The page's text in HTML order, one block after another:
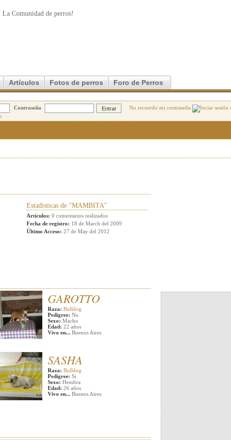
| La Comunidad de perros!
Artículos Fotos de perros Foro de Perros
Contraseña No recuerdo mi contraseña
Estadisticas de "MAMBITA"
Artículos: 0 comentarios realizados
Fecha de registro: 18 de March del 2009
Último Acceso: 27 de May del 2012
GAROTTO
Raza: Bulldog
Pedigree: No
Sexo: Macho
Edad: 22 años
Vivo en... Buenos Aires
SASHA
Raza: Bulldog
Pedigree: Si
Sexo: Hembra
Edad: 26 años
Vivo en... Buenos Aires